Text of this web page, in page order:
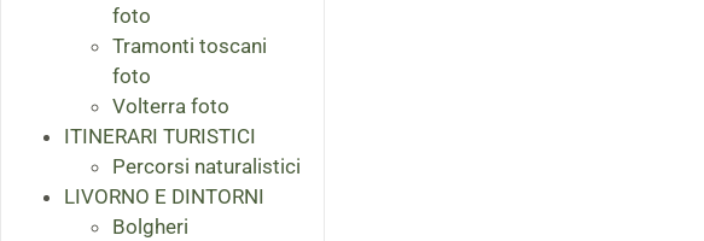
foto
Tramonti toscani
foto
Volterra foto
ITINERARI TURISTICI
Percorsi naturalistici
LIVORNO E DINTORNI
Bolgheri